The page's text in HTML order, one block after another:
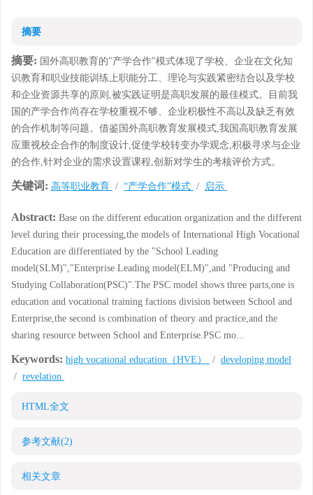
摘要
摘要: 国外高职教育的"产学合作"模式体现了学校、企业在文化知
识教育和职业技能训练上职能分工、理论与实践紧密结合以及学校
和企业资源共享的原则,被实践证明是高职发展的最佳模式。目前我
国的产学合作尚存在学校重视不够、企业积极性不高以及缺乏有效
的合作机制等问题。借鉴国外高职教育发展模式,我国高职教育发展
应重视校企合作的制度设计,促使学校转变办学观念,积极寻求与企业
的合作,针对企业的需求设置课程,创新对学生的考核评价方式。
关键词: 高等职业教育 / “产学合作”模式 / 启示
Abstract: Base on the different education organization and the different
level during their processing,the models of International High Vocational
Education are differentiated by the "School Leading
model(SLM)","Enterprise Leading model(ELM)",and "Producing and
Studying Collaboration(PSC)".The PSC model shows three parts,one is
education and vocational training factions division between School and
Enterprise,the second is combination of theory and practice,and the
sharing resource between School and Enterprise.PSC mo...
Keywords: high vocational education（HVE） / developing model
/ revelation
HTML全文
参考文献(2)
相关文章